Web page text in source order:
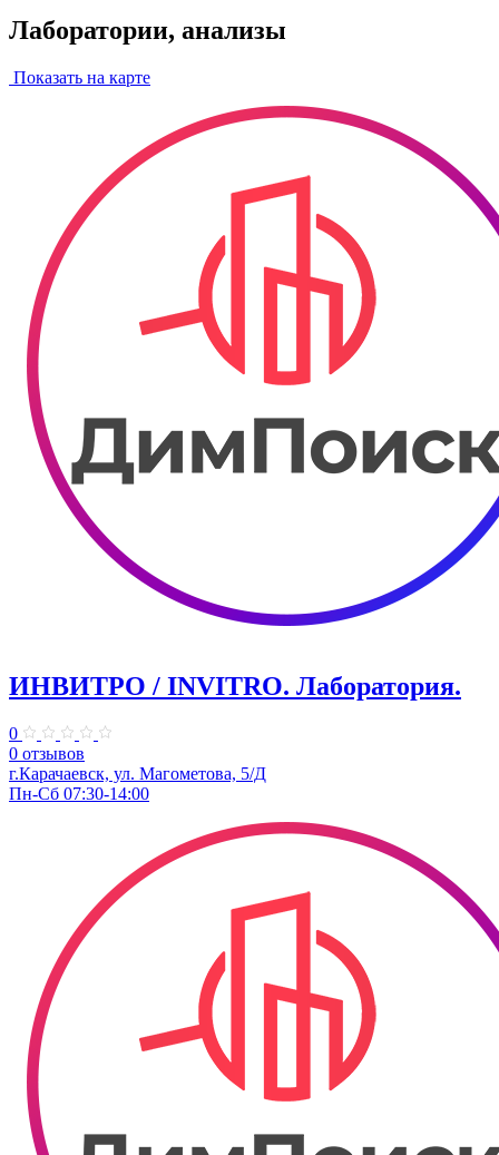
Лаборатории, анализы
Показать на карте
ИНВИТРО / INVITRO. Лаборатория.
0
0 отзывов
г.Карачаевск, ул. Магометова, 5/Д
Пн-Сб 07:30-14:00